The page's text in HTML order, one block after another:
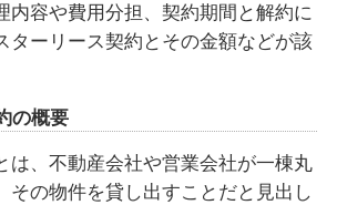
内容や費用分担、契約期間と解約に
ターリース契約とその金額などが該
の概要
は、不動産会社や営業会社が一棟丸
その物件を貸し出すことだと見出し